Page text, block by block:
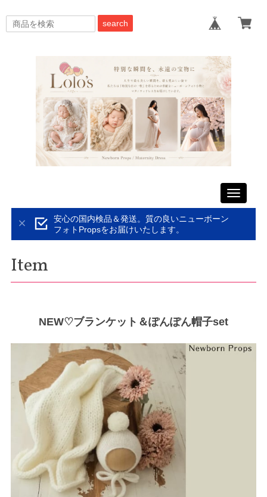
search
Toggle
安心の国内検品＆発送。質の良いニューボーン
フォトPropsをお届けいたします。
Item
NEW♡ブランケット＆ぽんぽん帽子set